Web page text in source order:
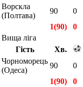
Ворскла
(Полтава)
90
0
1(90)
0
Вища ліга
Гість
Хв.
Чорноморець
(Одеса)
90
0
1(90)
0